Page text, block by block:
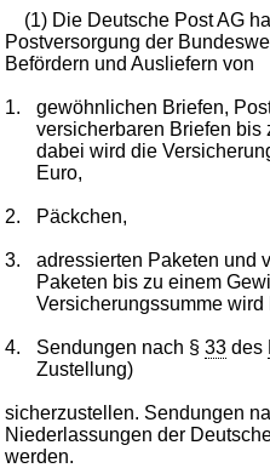
(1) Die Deutsche Post AG
Postversorgung der
Befördern und Ausliefern von
1.
gewöhnlichen Briefen,
versicherbaren Briefen bis
dabei wird die
Euro,
2. Päckchen,
3.
adressierten Paketen und
Paketen bis zu einem
Versicherungssumme
4. Sendungen nach §33 des
Zustellung)
sicherzustellen. Sendungen
Niederlassungen der
werden.